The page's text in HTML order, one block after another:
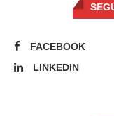
FACEBOOK
LINKEDIN